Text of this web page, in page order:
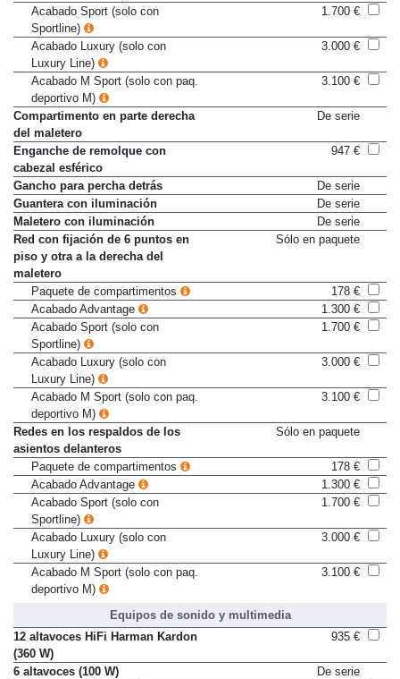
Acabado Advantage
1.300 €
Acabado Sport (solo con
Sportline)
Acabado Luxury (solo con
Luxury Line)
Acabado M Sport (solo con paq.
deportivo M)
Compartimento en parte derecha
del maletero
Enganche de remolque con
cabezal esférico
Gancho para percha detrás
De serie
Guantera con iluminación
De serie
Maletero con iluminación
De serie
Red con fijación de 6 puntos en
piso y otra a la derecha del
maletero
Paquete de compartimentos
178 €
Acabado Advantage
1.300 €
Acabado Sport (solo con
Sportline)
Acabado Luxury (solo con
Luxury Line)
Acabado M Sport (solo con paq.
deportivo M)
Redes en los respaldos de los
asientos delanteros
Paquete de compartimentos
178 €
Acabado Advantage
1.300 €
Acabado Sport (solo con
Sportline)
Acabado Luxury (solo con
Luxury Line)
Acabado M Sport (solo con paq.
Equipos de sonido y multimedia
12 altavoces HiFi Harman Kardon
(360 W)